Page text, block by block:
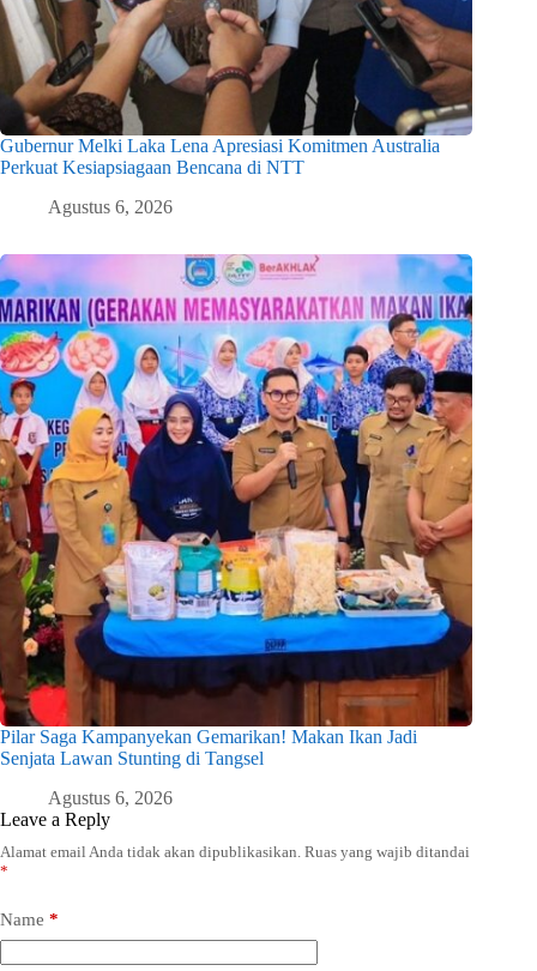
Gubernur Melki Laka Lena Apresiasi Komitmen Australia
Perkuat Kesiapsiagaan Bencana di NTT
Agustus 6, 2026
Pilar Saga Kampanyekan Gemarikan! Makan Ikan Jadi
Senjata Lawan Stunting di Tangsel
Agustus 6, 2026
Leave a Reply
Alamat email Anda tidak akan dipublikasikan. Ruas yang wajib ditandai
*
Name *